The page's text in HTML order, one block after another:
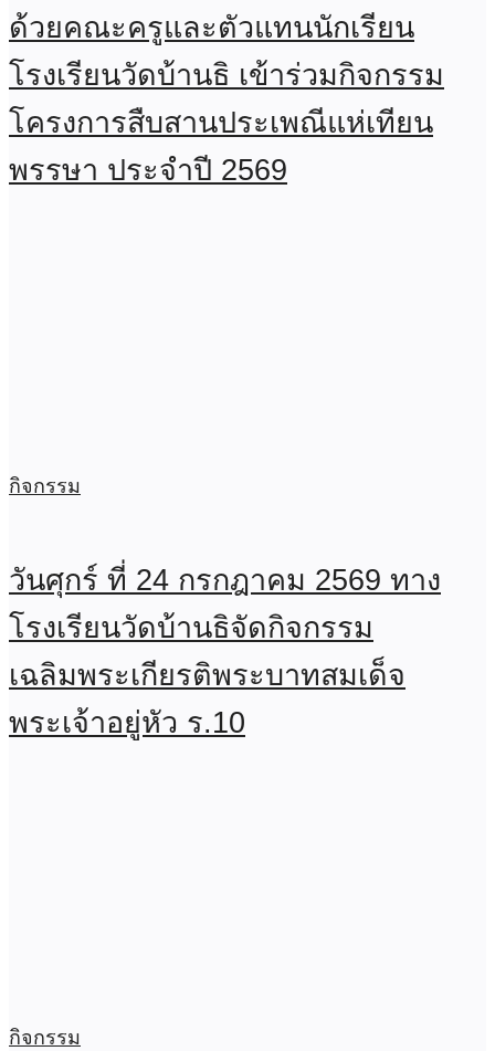
ด้วยคณะครูและตัวแทนนักเรียน
โรงเรียนวัดบ้านธิ เข้าร่วมกิจกรรม
โครงการสืบสานประเพณีแห่เทียน
พรรษา ประจำปี 2569
กิจกรรม
วันศุกร์ ที่ 24 กรกฎาคม 2569 ทาง
โรงเรียนวัดบ้านธิจัดกิจกรรม
เฉลิมพระเกียรติพระบาทสมเด็จ
พระเจ้าอยู่หัว ร.10
กิจกรรม